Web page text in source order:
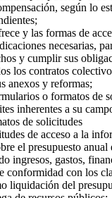
según lo
y las formas de
necesarias,
y cumplir sus
los contratos
anexos y reformas;
o formatos de
inherentes a su
de solicitudes
de acceso a la
el presupuesto anual
ingresos, gastos,
conformidad con los
liquidación del